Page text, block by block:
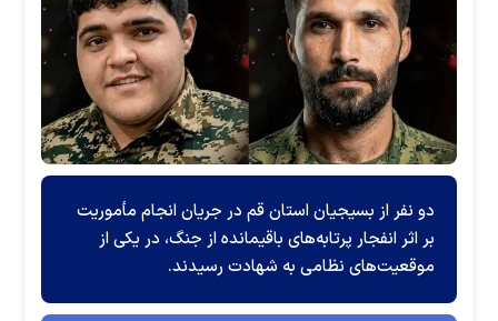
دو نفر از بسیجیان استان قم در جریان انجام مأموریت
بر اثر انفجار پرتابه‌های باقیمانده از جنگ، در یکی از
موقعیت‌های نظامی به شهادت رسیدند.